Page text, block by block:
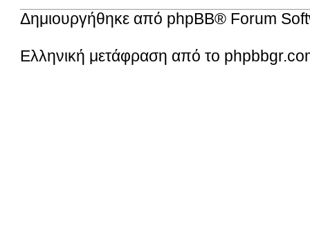
Δημιουργήθηκε από phpBB® Forum
Ελληνική μετάφραση από το